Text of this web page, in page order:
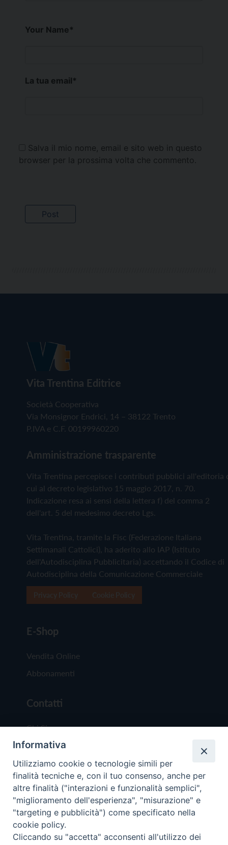
Your Name*
La tua email*
Salva il mio nome, email e sito web in questo
browser per la prossima volta che commento.
Vita Trentina Editrice
Società Cooperativa
Via Monsignor Endrici, 14 – 38122 Trento
P.IVA e C.F. 00199960220
Amministrazione trasparente
Vita Trentina percepisce i contributi pubblici all'editoria
cui al decreto legislativo 15 maggio 2017, n. 70.
Indicazione resa ai sensi della lettera f) del comma 2
dell'art. 5 del medesimo decreto Lgs.
Vita Trentina, tramite la Fisc (Federazione Italiana
Settimanali Cattolici), ha aderito allo IAP (Istituto
dell'Autodisciplina Pubblicitaria) accettando il Codice di
Autodisciplina della Comunicazione Commerciale
E-Shop
Vendita Online
Abbonamenti
Contatti
Chi Siamo
Redazione
Scrivici
Copyright © 2019 - Tutti i diritti riservati - Vita
Trentina Editrice
Informativa
Utilizziamo cookie o tecnologie simili per
finalità tecniche e, con il tuo consenso, anche per
altre finalità ("interazioni e funzionalità semplici",
"miglioramento dell'esperienza", "misurazione" e
"targeting e pubblicità") come specificato nella
cookie policy.
Cliccando su "accetta" acconsenti all'utilizzo dei